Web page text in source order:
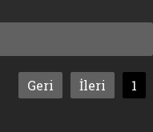
Geri İleri 1